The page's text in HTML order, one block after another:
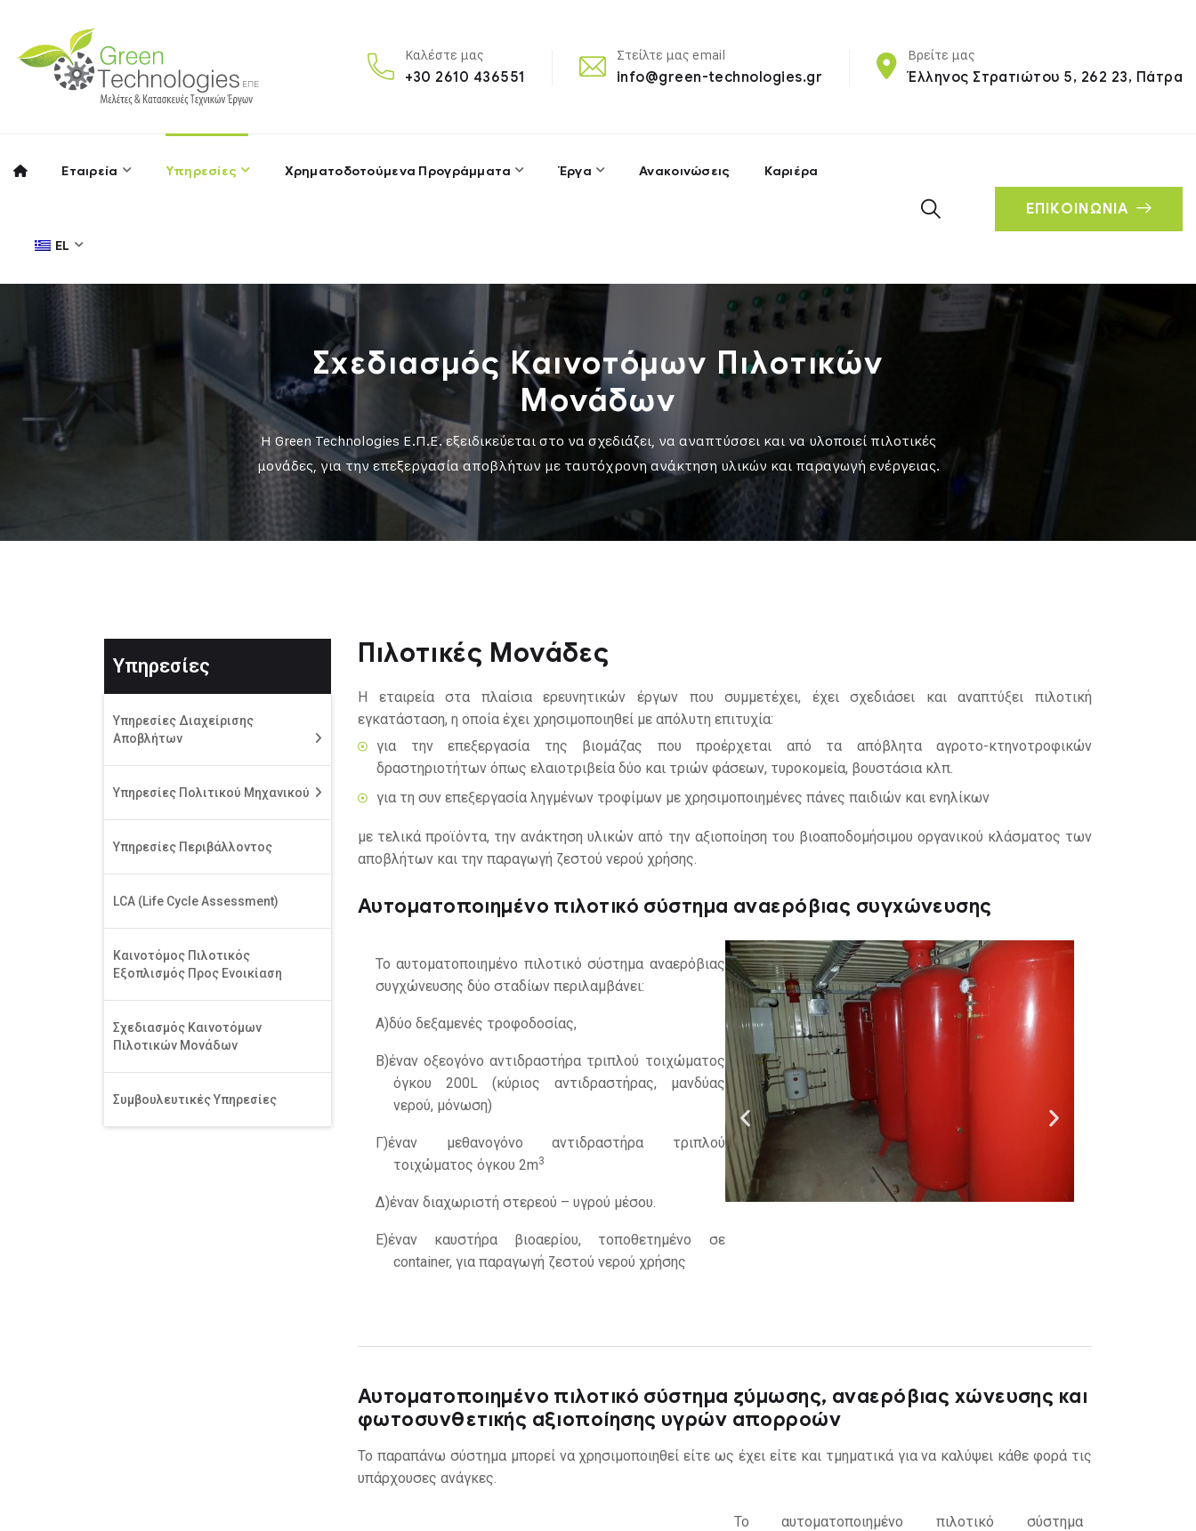
Καλέστε μας
+30 2610 436551
Στείλτε μας email
info@green-technologies.gr
Βρείτε μας
Έλληνος Στρατιώτου 5, 262 23, Πάτρα
Εταιρεία Υπηρεσίες Χρηματοδοτούμενα Προγράμματα Έργα Ανακοινώσεις Καριέρα
EL
ΕΠΙΚΟΙΝΩΝΙΑ
Σχεδιασμός Καινοτόμων Πιλοτικών
Μονάδων
Η Green Technologies Ε.Π.Ε. εξειδικεύεται στο να σχεδιάζει, να αναπτύσσει και να υλοποιεί πιλοτικές
μονάδες, για την επεξεργασία αποβλήτων με ταυτόχρονη ανάκτηση υλικών και παραγωγή ενέργειας.
Υπηρεσίες
Υπηρεσίες Διαχείρισης
Αποβλήτων
Υπηρεσίες Πολιτικού Μηχανικού
Υπηρεσίες Περιβάλλοντος
LCA (Life Cycle Assessment)
Καινοτόμος Πιλοτικός
Εξοπλισμός Προς Ενοικίαση
Σχεδιασμός Καινοτόμων
Πιλοτικών Μονάδων
Συμβουλευτικές Υπηρεσίες
Πιλοτικές Μονάδες
H εταιρεία στα πλαίσια ερευνητικών έργων που συμμετέχει, έχει σχεδιάσει και αναπτύξει πιλοτική
εγκατάσταση, η οποία έχει χρησιμοποιηθεί με απόλυτη επιτυχία:
για την επεξεργασία της βιομάζας που προέρχεται από τα απόβλητα αγροτο-κτηνοτροφικών
δραστηριοτήτων όπως ελαιοτριβεία δύο και τριών φάσεων, τυροκομεία, βουστάσια κλπ.
για τη συν επεξεργασία ληγμένων τροφίμων με χρησιμοποιημένες πάνες παιδιών και ενηλίκων
με τελικά προϊόντα, την ανάκτηση υλικών από την αξιοποίηση του βιοαποδομήσιμου οργανικού κλάσματος των
αποβλήτων και την παραγωγή ζεστού νερού χρήσης.
Αυτοματοποιημένο πιλοτικό σύστημα αναερόβιας συγχώνευσης
Το αυτοματοποιημένο πιλοτικό σύστημα αναερόβιας
συγχώνευσης δύο σταδίων περιλαμβάνει:
Α)δύο δεξαμενές τροφοδοσίας,
Β)έναν οξεογόνο αντιδραστήρα τριπλού τοιχώματος
όγκου 200L (κύριος αντιδραστήρας, μανδύας
νερού, μόνωση)
Γ)έναν μεθανογόνο αντιδραστήρα τριπλού
τοιχώματος όγκου 2m3
Δ)έναν διαχωριστή στερεού – υγρού μέσου.
Ε)έναν καυστήρα βιοαερίου, τοποθετημένο σε
container, για παραγωγή ζεστού νερού χρήσης
Αυτοματοποιημένο πιλοτικό σύστημα ζύμωσης, αναερόβιας χώνευσης και
φωτοσυνθετικής αξιοποίησης υγρών απορροών
Το παραπάνω σύστημα μπορεί να χρησιμοποιηθεί είτε ως έχει είτε και τμηματικά για να καλύψει κάθε φορά τις
υπάρχουσες ανάγκες.
Το αυτοματοποιημένο πιλοτικό σύστημα